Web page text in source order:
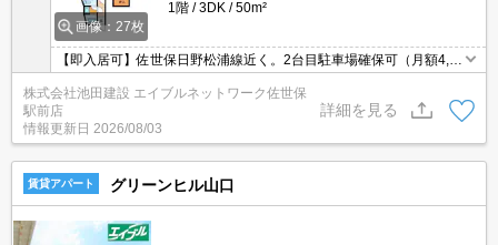
画像：27枚
1階
3DK 50m²
【即入居可】佐世保日野松浦線近く。2台目駐車場確保可（月額4,0
00円）。追い焚き機能。独立洗面台付き。コンビニまで徒歩圏内。
1階角部屋※ご案内はご予約の方を優先とさせて頂きます。
株式会社池田建設 エイブルネットワーク佐世保
駅前店
情報更新日 2026/08/03
詳細を見る
賃貸アパート グリーンヒル山口